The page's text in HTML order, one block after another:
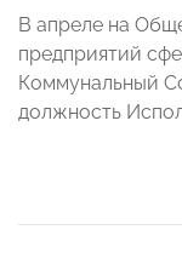
В апреле на
предприятий
Коммунальный
должность